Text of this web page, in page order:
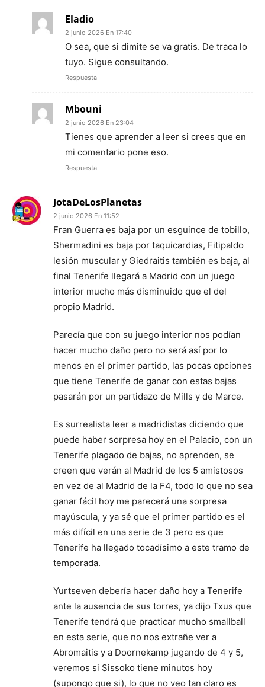
Eladio
2 junio 2026 En 17:40
O sea, que si dimite se va gratis. De traca lo
tuyo. Sigue consultando.
Respuesta
Mbouni
2 junio 2026 En 23:04
Tienes que aprender a leer si crees que en
mi comentario pone eso.
Respuesta
JotaDeLosPlanetas
2 junio 2026 En 11:52
Fran Guerra es baja por un esguince de tobillo,
Shermadini es baja por taquicardias, Fitipaldo
lesión muscular y Giedraitis también es baja, al
final Tenerife llegará a Madrid con un juego
interior mucho más disminuido que el del
propio Madrid.
Parecía que con su juego interior nos podían
hacer mucho daño pero no será así por lo
menos en el primer partido, las pocas opciones
que tiene Tenerife de ganar con estas bajas
pasarán por un partidazo de Mills y de Marce.
Es surrealista leer a madridistas diciendo que
puede haber sorpresa hoy en el Palacio, con un
Tenerife plagado de bajas, no aprenden, se
creen que verán al Madrid de los 5 amistosos
en vez de al Madrid de la F4, todo lo que no sea
ganar fácil hoy me parecerá una sorpresa
mayúscula, y ya sé que el primer partido es el
más difícil en una serie de 3 pero es que
Tenerife ha llegado tocadísimo a este tramo de
temporada.
Yurtseven debería hacer daño hoy a Tenerife
ante la ausencia de sus torres, ya dijo Txus que
Tenerife tendrá que practicar mucho smallball
en esta serie, que no nos extrañe ver a
Abromaitis y a Doornekamp jugando de 4 y 5,
veremos si Sissoko tiene minutos hoy
(supongo que si), lo que no veo tan claro es